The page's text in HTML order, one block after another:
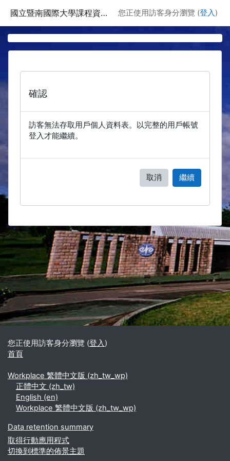
國立暨南國際大學課程資訊網 您正使用訪客身分瀏覽 (登入 )
確認
訪客無法存取用戶個人資料表。以完整的用戶帳號
登入才能繼續。
取消 繼續
區塊
補充內容區塊
您正使用訪客身分瀏覽 (登入)
首頁
Workplace 繁體中文版 ‎(zh_tw_wp)‎
正體中文 ‎(zh_tw)‎
English ‎(en)‎
Workplace 繁體中文版 ‎(zh_tw_wp)‎
Data retention summary
取得行動應用程式
切換到標準的佈景主題